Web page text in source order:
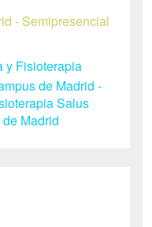
- Semipresencial
y Fisioterapia
de Madrid -
Salus
Madrid